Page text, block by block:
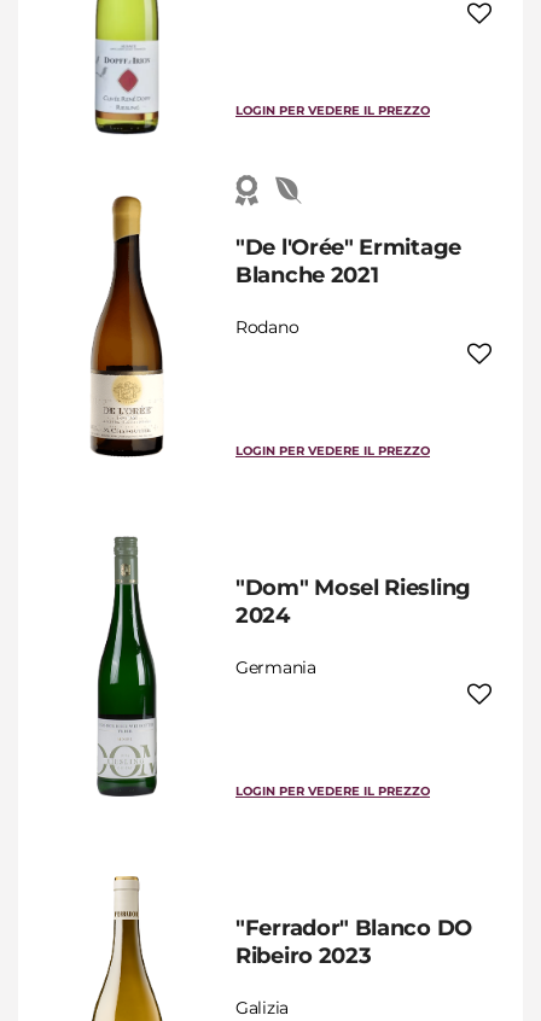
LOGIN PER VEDERE IL PREZZO
"De l'Orée" Ermitage
Blanche 2021
Rodano
LOGIN PER VEDERE IL PREZZO
"Dom" Mosel Riesling
2024
Germania
LOGIN PER VEDERE IL PREZZO
"Ferrador" Blanco DO
Ribeiro 2023
Galizia